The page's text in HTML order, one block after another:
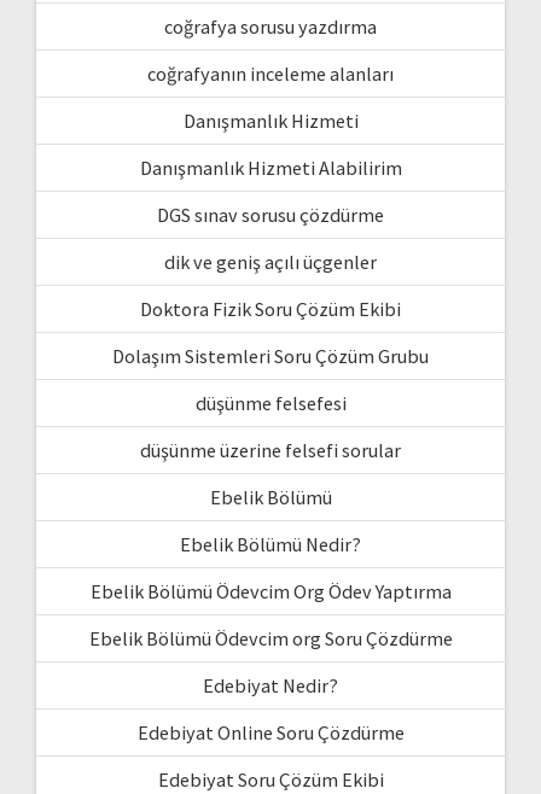
coğrafya sorusu yazdırma
coğrafyanın inceleme alanları
Danışmanlık Hizmeti
Danışmanlık Hizmeti Alabilirim
DGS sınav sorusu çözdürme
dik ve geniş açılı üçgenler
Doktora Fizik Soru Çözüm Ekibi
Dolaşım Sistemleri Soru Çözüm Grubu
düşünme felsefesi
düşünme üzerine felsefi sorular
Ebelik Bölümü
Ebelik Bölümü Nedir?
Ebelik Bölümü Ödevcim Org Ödev Yaptırma
Ebelik Bölümü Ödevcim org Soru Çözdürme
Edebiyat Nedir?
Edebiyat Online Soru Çözdürme
Edebiyat Soru Çözüm Ekibi